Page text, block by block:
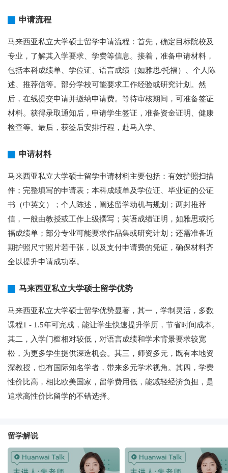
申请流程
马来西亚私立大学硕士留学申请流程：首先，确定目标院校及
专业，了解其入学要求、学费等信息。接着，准备申请材料，
包括本科成绩单、学位证、语言成绩（如雅思/托福）、个人陈
述、推荐信等。部分学校可能要求工作经验或研究计划。然
后，在线提交申请并缴纳申请费。等待审核期间，可准备签证
材料。获得录取通知后，申请学生签证，准备资金证明、健康
检查等。最后，获签后安排行程，赴马入学。
申请材料
马来西亚私立大学硕士留学申请材料主要包括：有效护照扫描
件；完整填写的申请表；本科成绩单及学位证、毕业证的公证
书（中英文）；个人陈述，阐述留学动机与规划；两封推荐
信，一般由教授或工作上级撰写；英语成绩证明，如雅思或托
福成绩单；部分专业可能要求作品集或研究计划；还需准备近
期护照尺寸照片若干张，以及支付申请费的凭证，确保材料齐
全以提升申请成功率。
马来西亚私立大学硕士留学优势
马来西亚私立大学硕士留学优势显著，其一，学制灵活，多数
课程1 - 1.5年可完成，能让学生快速提升学历，节省时间成本。
其二，入学门槛相对较低，对语言成绩和学术背景要求较宽
松，为更多学生提供深造机会。其三，师资多元，既有本地资
深教授，也有国际知名学者，带来多元学术视角。其四，学费
性价比高，相比欧美国家，留学费用低，能减轻经济负担，是
追求高性价比留学的不错选择。
留学解说